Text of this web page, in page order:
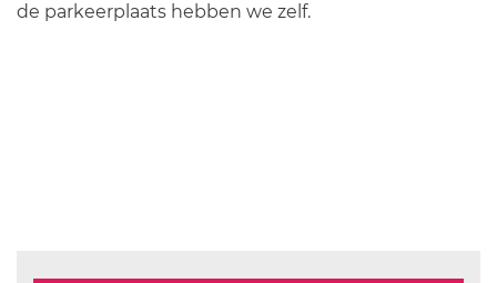
de parkeerplaats hebben we zelf.